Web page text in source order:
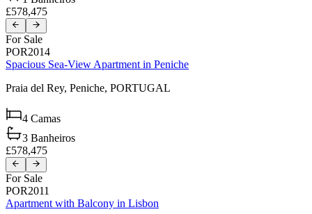
£578,475
For Sale
POR2014
Spacious Sea-View Apartment in Peniche
Praia del Rey, Peniche, PORTUGAL
4 Camas
3 Banheiros
£578,475
For Sale
POR2011
Apartment with Balcony in Lisbon